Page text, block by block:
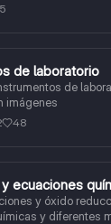
5
de laboratorio
de
imágenes
48
ecuaciones
y óxido
y diferentes